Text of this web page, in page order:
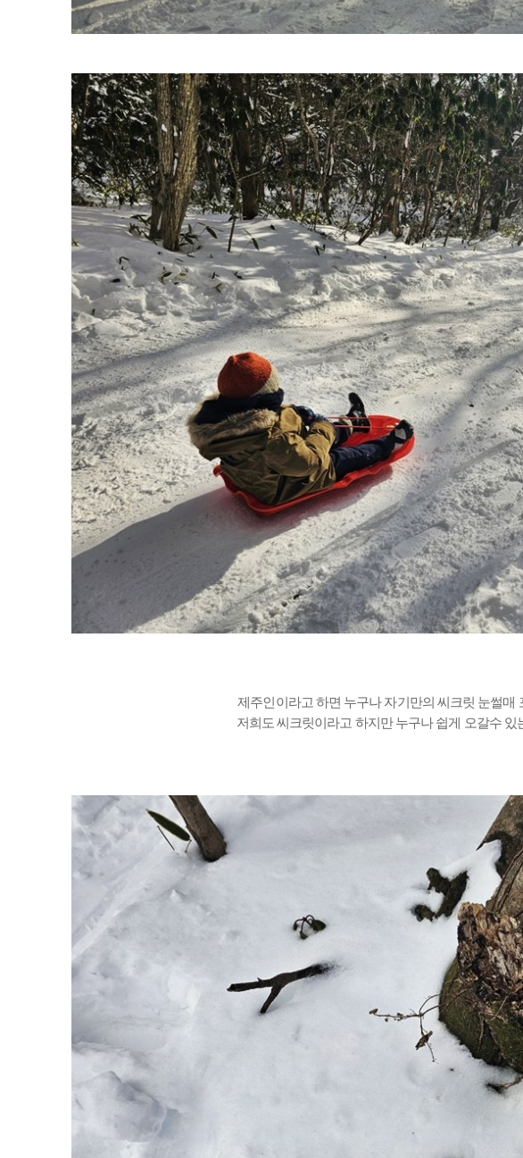
제주인이라고 하면 누구나 자기만의 씨크릿 눈썰매
저희도 씨크릿이라고 하지만 누구나 쉽게 오갈수 있